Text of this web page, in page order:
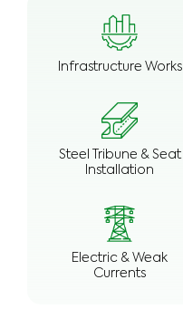
Infrastructure Works
Steel Tribune & Seat
Installation
Electric & Weak
Currents